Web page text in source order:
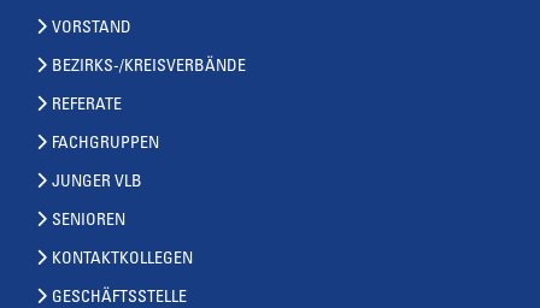
VORSTAND
BEZIRKS-/KREISVERBÄNDE
REFERATE
FACHGRUPPEN
JUNGER VLB
SENIOREN
KONTAKTKOLLEGEN
GESCHÄFTSSTELLE